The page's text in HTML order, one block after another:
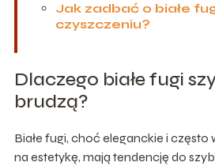
Jak zadbać o białe
czyszczeniu?
Dlaczego białe fugi
brudzą?
Białe fugi, choć eleganckie i często
na estetykę, mają tendencję do